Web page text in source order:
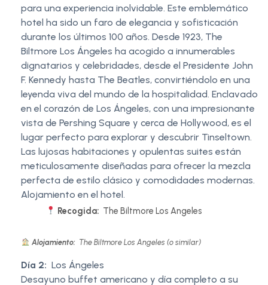
para una experiencia inolvidable. Este emblemático
hotel ha sido un faro de elegancia y sofisticación
durante los últimos 100 años. Desde 1923, The
Biltmore Los Ángeles ha acogido a innumerables
dignatarios y celebridades, desde el Presidente John
F. Kennedy hasta The Beatles, convirtiéndolo en una
leyenda viva del mundo de la hospitalidad. Enclavado
en el corazón de Los Ángeles, con una impresionante
vista de Pershing Square y cerca de Hollywood, es el
lugar perfecto para explorar y descubrir Tinseltown.
Las lujosas habitaciones y opulentas suites están
meticulosamente diseñadas para ofrecer la mezcla
perfecta de estilo clásico y comodidades modernas.
Alojamiento en el hotel.
Recogida: The Biltmore Los Angeles
Alojamiento: The Biltmore Los Angeles (o similar)
Día 2: Los Ángeles
Desayuno buffet americano y día completo a su